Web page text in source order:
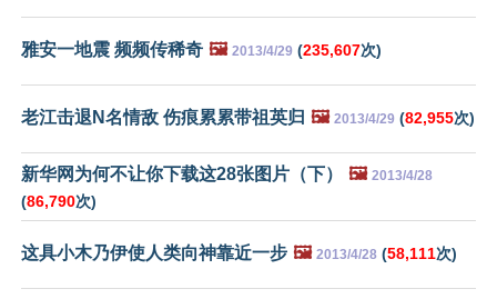
雅安一地震 频频传稀奇 🖼️ 2013/4/29 (235,607次)
老江击退N名情敌 伤痕累累带祖英归 🖼️ 2013/4/29 (82,955次)
新华网为何不让你下载这28张图片（下） 🖼️ 2013/4/28
(86,790次)
这具小木乃伊使人类向神靠近一步 🖼️ 2013/4/28 (58,111次)